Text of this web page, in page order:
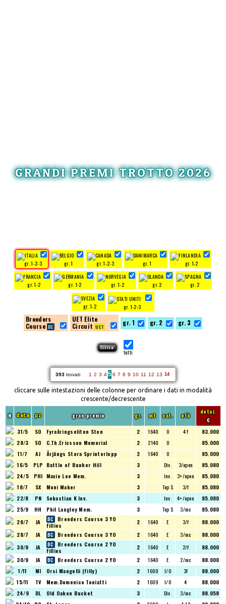
GRANDI PREMI TROTTO 2026
gr. 1-2-3 gr. 1 gr. 1-2-3 gr. 1 gr. 1-2
gr. 1-2 gr. 1-2 gr. 1-2 gr. 2 gr. 2
gr. 1-2 gr. 1-2-3
Breeders
Course
UET Elite
Circuit
gr. 1 gr. 2 gr. 3
tutti
393 trovati 1 2 3 456 7 8 9 10 11 12 13 14
cliccare sulle intestazioni delle colonne per ordinare i dati in modalità
crescente/decrescente
N data pz gran premio gr. mt cat. età
dotaz.
€
31/5 SO Fyraåringseliten Ston 2 1640 O 4 f
83.000
28/3
SO C.Th.Ericsson Memorial 2 2140 O
85.000
11/7
AJ Årjängs Stora Sprinterlopp 2 1640 O
85.000
16/5
PLP Battle of Bunker Hill 3 Div. 3/open
85.080
24/5
PHI Maxie Lee Mem. 3 Inv. 3+/open
85.080
18/7
SX Moni Maker 3 Top $ 3/f
85.080
22/8
PN Sebastian K Inv. 3 Inv. 4+/open
85.080
25/9
HH Phil Langley Mem. 3 Top $ 3/mc
85.080
28/7
JA
Breeders Course 3 YO
Fillies
2 1640 E 3/f
88.000
28/7
JA Breeders Course 3 YO 2 1640 E 3/mc
88.000
30/9
JA
Breeders Course 2 YO
Fillies
2 1640 E 2/f
88.000
30/9
JA Breeders Course 2 YO 2 1640 E 2/mc
88.000
1/11
MI Orsi Mangelli (filly) 2 1600 I/O 3f
88.000
15/11
TV Mem.Domenico Toniatti 2 1609 I/O 4
88.000
24/9
DL Old Oaken Bucket 3 Div. 3/mc
88.058